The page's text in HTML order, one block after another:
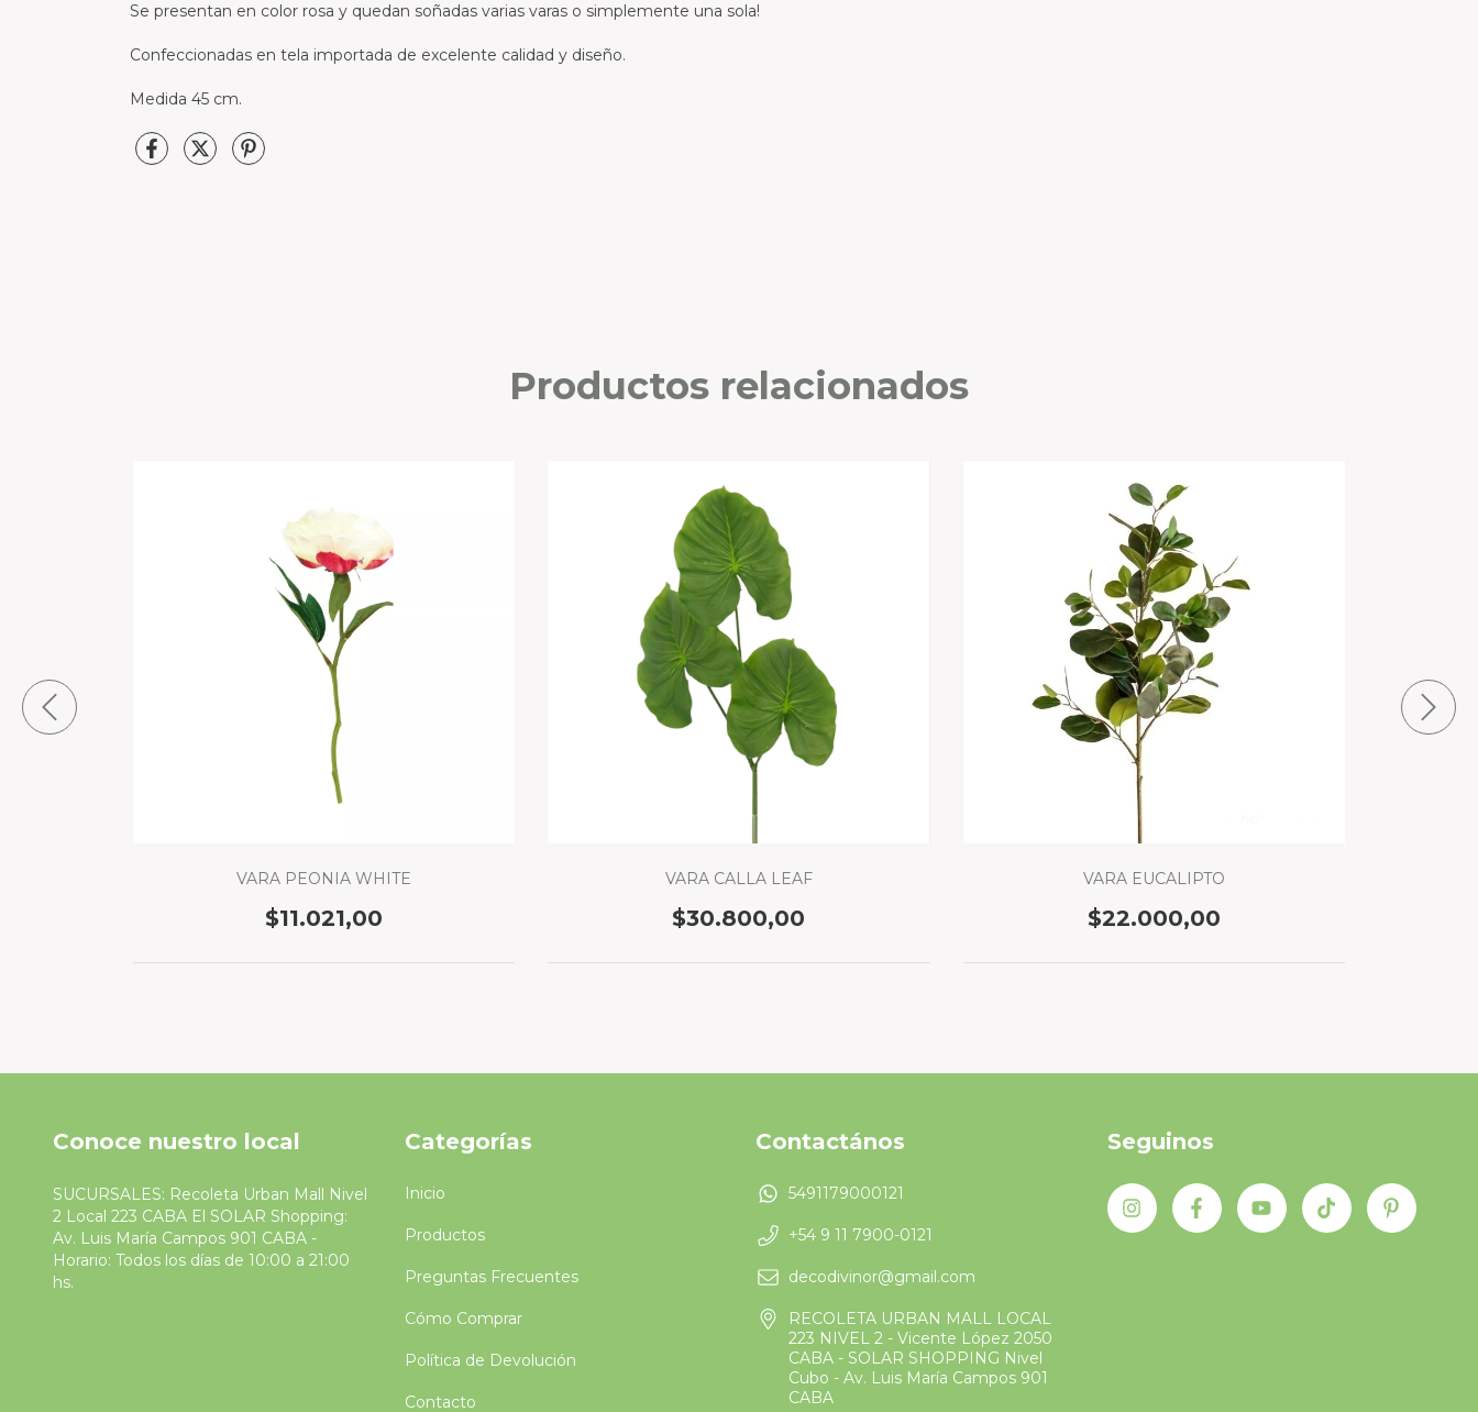
Se presentan en color rosa y quedan soñadas varias varas o simplemente una sola!
Confeccionadas en tela importada de excelente calidad y diseño.
Medida 45 cm.
Productos relacionados
VARA PEONIA WHITE
$11.021,00
VARA CALLA LEAF
$30.800,00
VARA EUCALIPTO
$22.000,00
Conoce nuestro local
SUCURSALES: Recoleta Urban Mall Nivel
2 Local 223 CABA El SOLAR Shopping:
Av. Luis María Campos 901 CABA -
Horario: Todos los días de 10:00 a 21:00
hs.
Categorías
Inicio
Productos
Preguntas Frecuentes
Cómo Comprar
Política de Devolución
Contacto
Contactános
5491179000121
+54 9 11 7900-0121
decodivinor@gmail.com
RECOLETA URBAN MALL LOCAL
223 NIVEL 2 - Vicente López 2050
CABA - SOLAR SHOPPING Nivel
Cubo - Av. Luis María Campos 901
CABA
Seguinos